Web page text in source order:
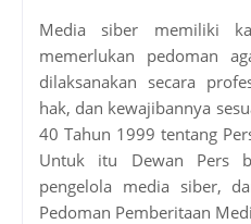
Media siber memiliki
memerlukan pedoman
dilaksanakan secara
hak, dan kewajibannya
40 Tahun 1999 tentang
Untuk itu Dewan Pers
pengelola media siber,
Pedoman Pemberitaan